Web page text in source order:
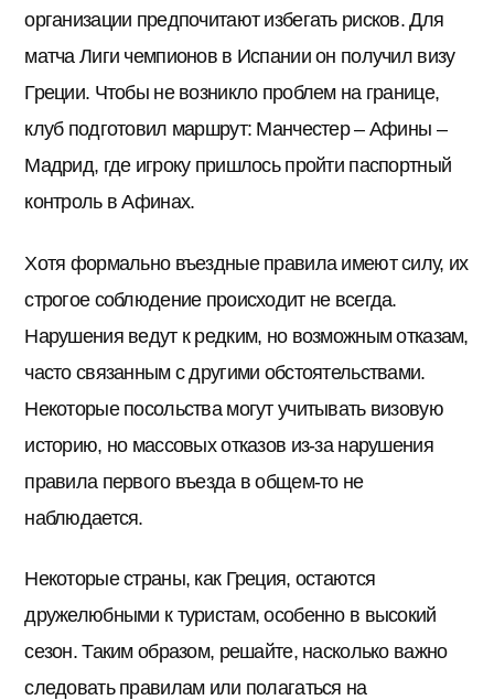
организации предпочитают избегать рисков. Для
матча Лиги чемпионов в Испании он получил визу
Греции. Чтобы не возникло проблем на границе,
клуб подготовил маршрут: Манчестер – Афины –
Мадрид, где игроку пришлось пройти паспортный
контроль в Афинах.
Хотя формально въездные правила имеют силу, их
строгое соблюдение происходит не всегда.
Нарушения ведут к редким, но возможным отказам,
часто связанным с другими обстоятельствами.
Некоторые посольства могут учитывать визовую
историю, но массовых отказов из-за нарушения
правила первого въезда в общем-то не
наблюдается.
Некоторые страны, как Греция, остаются
дружелюбными к туристам, особенно в высокий
сезон. Таким образом, решайте, насколько важно
следовать правилам или полагаться на